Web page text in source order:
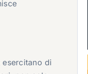
esercitano di